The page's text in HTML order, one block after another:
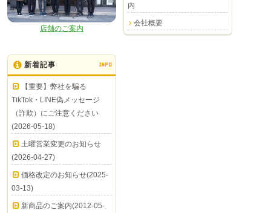
内
会社概要
店舗のご案内
新着記事 INFO
【重要】弊社を騙る
TikTok・LINE偽メッセージ
（詐欺）にご注意ください
(2026-05-18)
土曜営業変更のお知らせ
(2026-04-27)
価格改定のお知らせ(2025-
03-13)
新商品のご案内(2012-05-